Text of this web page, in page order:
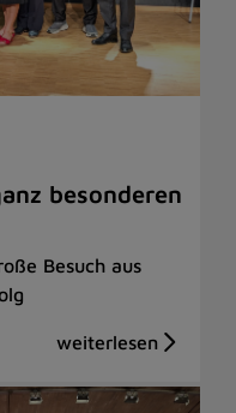
besonderen
Besuch aus